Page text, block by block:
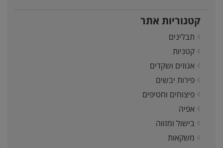
קטגוריות אתר
תבלינים
קטניות
אגוזים ושקדים
פירות יבשים
פיצוחים וחטיפים
אפיה
בישול ומזווה
משקאות